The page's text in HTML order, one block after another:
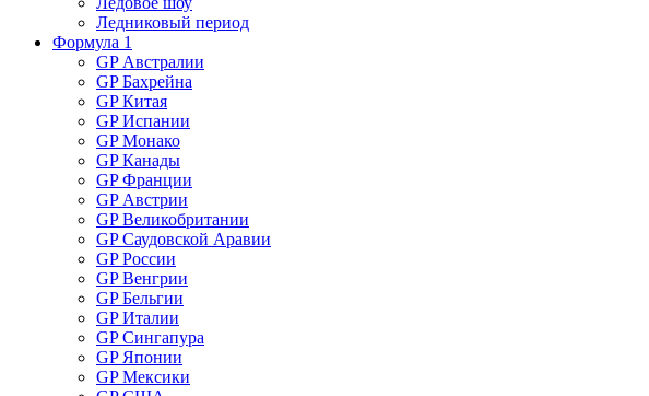
Ледниковый период
Формула 1
GP Австралии
GP Бахрейна
GP Китая
GP Испании
GP Монако
GP Канады
GP Франции
GP Австрии
GP Великобритании
GP Саудовской Аравии
GP России
GP Венгрии
GP Бельгии
GP Италии
GP Сингапура
GP Японии
GP Мексики